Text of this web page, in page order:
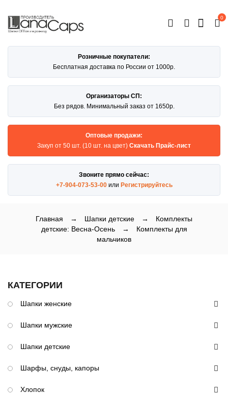
0
КАТАЛОГ
Розничные покупатели:
Бесплатная доставка по России от 1000р.
Организаторы СП:
Без рядов. Минимальный заказ от 1650р.
Оптовые продажи:
Закуп от 50 шт. (10 шт. на цвет) Скачать Прайс-лист
Звоните прямо сейчас:
+7-904-073-53-00или Регистрируйтесь
Главная → Шапки детские →
Комплекты
детские: Весна-Осень
→
Комплекты для
мальчиков
КАТЕГОРИИ
Шапки женские
Шапки мужские
Шапки детские
Шарфы, снуды, капоры
Хлопок